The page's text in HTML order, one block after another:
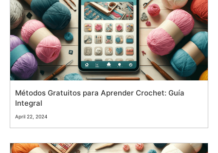
Métodos Gratuitos para Aprender Crochet: Guía
Integral
April 22, 2024